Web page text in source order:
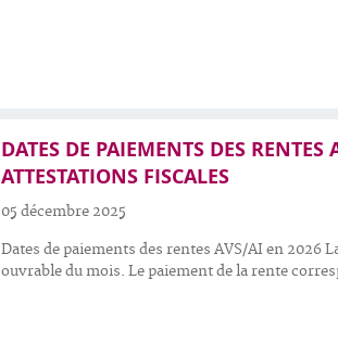
DATES DE PAIEMENTS DES
ATTESTATIONS FISCALES
05 décembre 2025
Dates de paiements des rentes AVS/AI en 2026
ouvrable du mois. Le paiement de la rente